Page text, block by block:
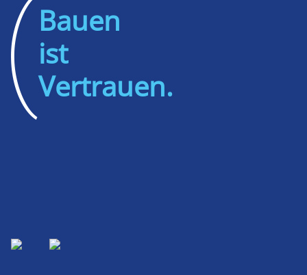
Bauen
ist
Vertrauen.